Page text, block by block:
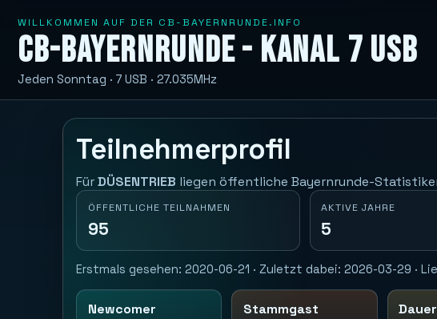
WILLKOMMEN AUF DER CB-BAYERNRUNDE.INFO
CB-Bayernrunde - Kanal 7 USB
Jeden Sonntag · 7 USB · 27.035MHz
Teilnehmerprofil
FürDÜSENTRIEB liegen öffentliche Bayernrunde-
ÖFFENTLICHE TEILNAHMEN
95
AKTIVE JAHRE
5
Erstmals gesehen: 2020-06-21 · Zuletzt dabei: 2026-03-29 ·
Newcomer Stammgast